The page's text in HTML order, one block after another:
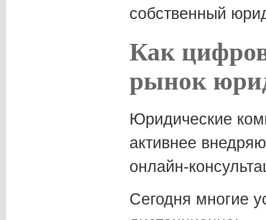
собственный
Как
рынок
Юридические
активнее
онлайн-
Сегодня многие